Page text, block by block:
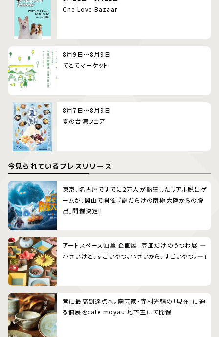
One Love Bazaar
8月9日～8月9日
てとてマーケット
8月7日～8月9日
夏の台湾フェア
今見られているプレスリリース
東京、名古屋ですでに2万人が熱狂したリアル脱出ゲ
ームが、岡山で開催 『謎だらけの南極大陸からの脱
出』開催決定!!
アートスペース油亀 企画展「豆皿だけのうつわ展 ―
小さいけど、すごいやつ。小さいから、すごいやつ。―」
常に最高到達点へ。陶芸家・寺村光輔の「現在」に迫
る個展をcafe moyau 地下室にて開催